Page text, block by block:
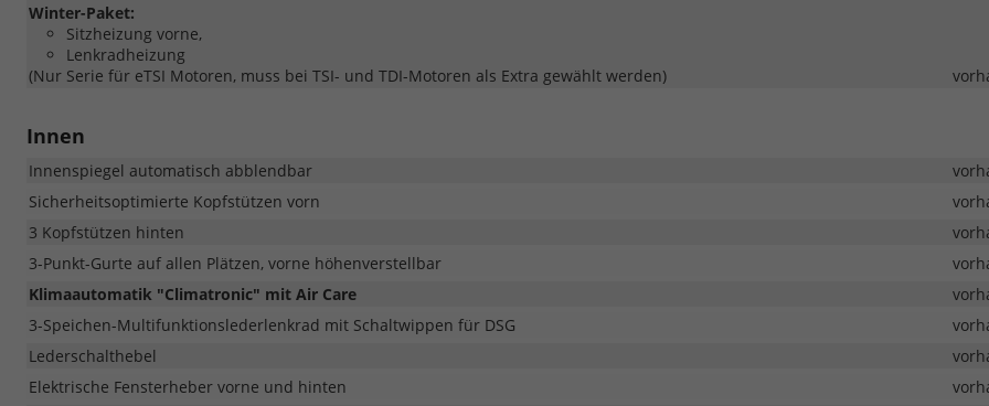
Winter-Paket:
Sitzheizung vorne,
Lenkradheizung
(Nur Serie für eTSI Motoren, muss bei TSI- und TDI-Motoren als Extra gewählt werden)
Innen
Innenspiegel automatisch abblendbar
Sicherheitsoptimierte Kopfstützen vorn
3 Kopfstützen hinten
3-Punkt-Gurte auf allen Plätzen, vorne höhenverstellbar
Klimaautomatik "Climatronic" mit Air Care
3-Speichen-Multifunktionslederlenkrad mit Schaltwippen für DSG
Lederschalthebel
Elektrische Fensterheber vorne und hinten